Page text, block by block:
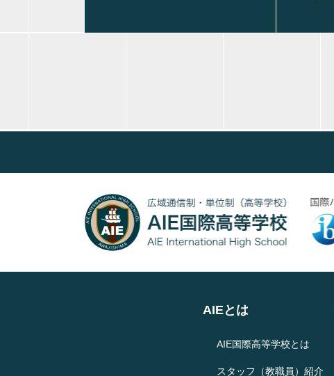
AIEとは
AIE国際高等学校とは
スタッフ（教職員）紹介